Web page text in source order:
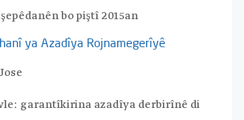
bo piştî 2015an
ya Azadîya Rojnamegerîyê
garantîkirina azadîya derbirînê di